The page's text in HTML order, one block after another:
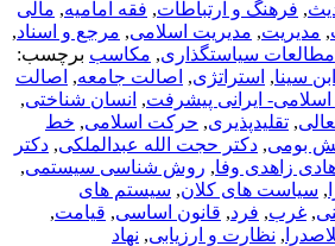
, فرهنگ و ارتباطات, فقه امامیه, مالی
, مديريت, مدیریت اسلامی, مرجع و اسناد,
مطالعات سیاستگذاری, مکاسب برچسب:
ابن سینا, استراتژی, اصالت جامعه, اصالت
اسلامی- ایرانی پیشرفت, انسان شناختی,
, تقلیدپذیری, حرکت اسلامی, خط
بومی, دکتر حجت الله عبدالملکی, دکتر
زاهدی وفا, روش شناسی سیستمی,
, سیاست های کلان, سیستم های
, غرب, فرد, قانون اساسی, قیامت,
, نظارت و ارزیابی, نهاد